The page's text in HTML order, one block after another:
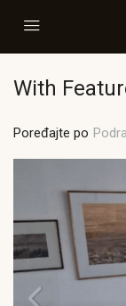
With
Poređajte po